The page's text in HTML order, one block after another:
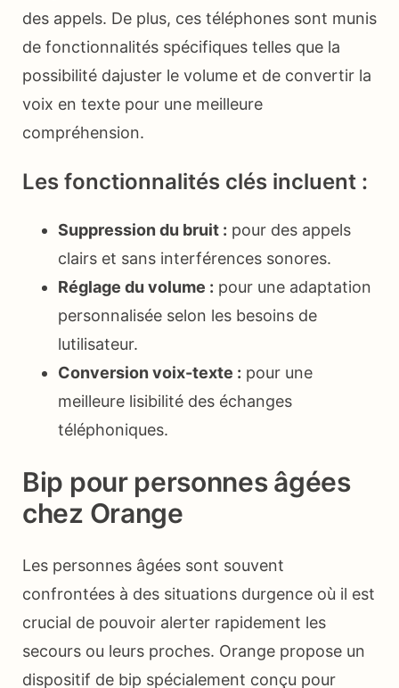
des appels. De plus, ces téléphones sont munis
de fonctionnalités spécifiques telles que la
possibilité dajuster le volume et de convertir la
voix en texte pour une meilleure
compréhension.
Les fonctionnalités clés incluent :
Suppression du bruit : pour des appels
clairs et sans interférences sonores.
Réglage du volume : pour une adaptation
personnalisée selon les besoins de
lutilisateur.
Conversion voix-texte : pour une
meilleure lisibilité des échanges
téléphoniques.
Bip pour personnes âgées
chez Orange
Les personnes âgées sont souvent
confrontées à des situations durgence où il est
crucial de pouvoir alerter rapidement les
secours ou leurs proches. Orange propose un
dispositif de bip spécialement conçu pour